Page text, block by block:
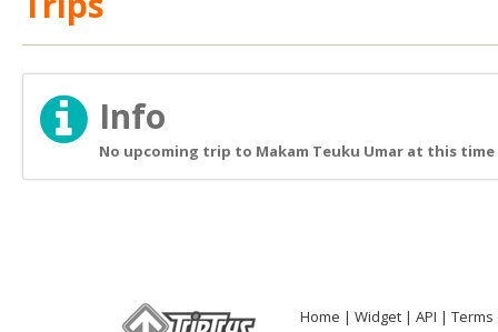
Info
No upcoming trip to Makam Teuku Umar at this time
Home Widget API
Terms